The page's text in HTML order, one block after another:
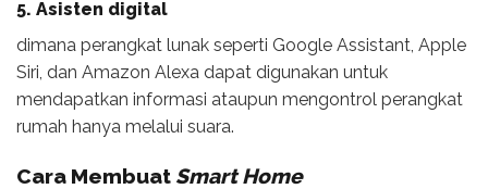
5. Asisten digital
dimana perangkat lunak seperti Google Assistant, Apple
Siri, dan Amazon Alexa dapat digunakan untuk
mendapatkan informasi ataupun mengontrol perangkat
rumah hanya melalui suara.
Cara Membuat Smart Home